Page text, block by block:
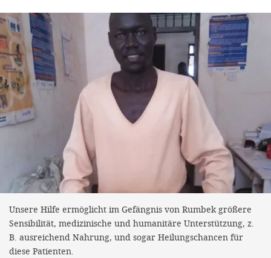
Unsere Hilfe ermöglicht im Gefängnis von Rumbek größere
Sensibilität, medizinische und humanitäre Unterstützung, z.
B. ausreichend Nahrung, und sogar Heilungschancen für
diese Patienten.